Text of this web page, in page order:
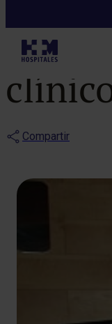
Compartir